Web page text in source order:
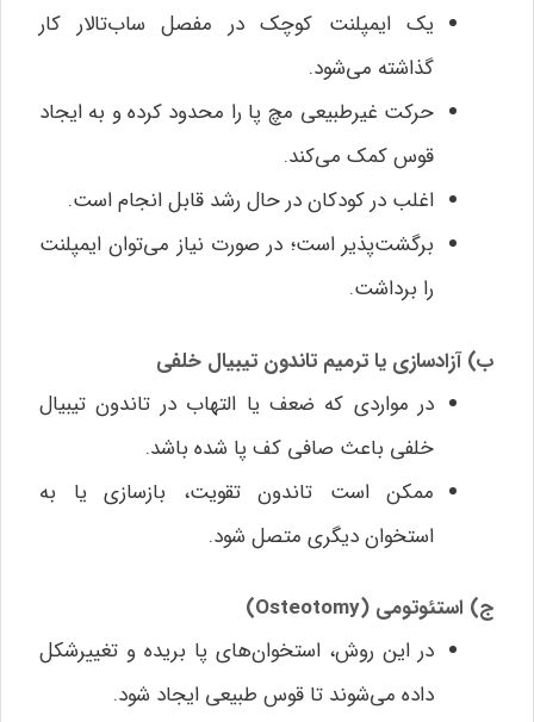
یک ایمپلنت کوچک در مفصل ساب‌تالار کار
گذاشته می‌شود.
حرکت غیرطبیعی مچ پا را محدود کرده و به ایجاد
قوس کمک می‌کند.
اغلب در کودکان در حال رشد قابل انجام است.
برگشت‌پذیر است؛ در صورت نیاز می‌توان ایمپلنت
را برداشت.
ب) آزادسازی یا ترمیم تاندون تیبیال خلفی
در مواردی که ضعف یا التهاب در تاندون تیبیال
خلفی باعث صافی کف پا شده باشد.
ممکن است تاندون تقویت، بازسازی یا به
استخوان دیگری متصل شود.
ج) استئوتومی (Osteotomy)
در این روش، استخوان‌های پا بریده و تغییرشکل
داده می‌شوند تا قوس طبیعی ایجاد شود.